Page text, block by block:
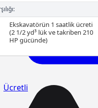
Ücretli
Ekskavatörün 1 saatlik ücreti
(2 1/2 yd³ lük ve takriben 210
HP gücünde)